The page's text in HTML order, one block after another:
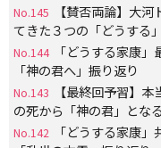
No.145
【賛否両論】大
てきた３つの「どうする
No.144
「どうする家康
「神の君へ」振り返り
No.143
【最終回予習】
の死から「神の君」とな
No.142
「どうする家康